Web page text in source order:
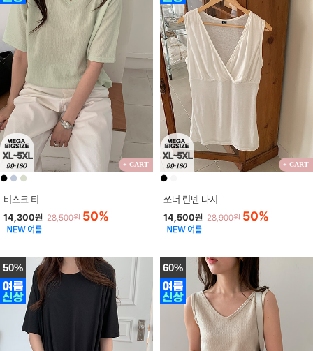
+ CART
● ● ●
비스크 티
14,300원 28,500원 50%
+ CART
●
쏘너 린넨 나시
14,500원 28,900원 50%
50% 60%